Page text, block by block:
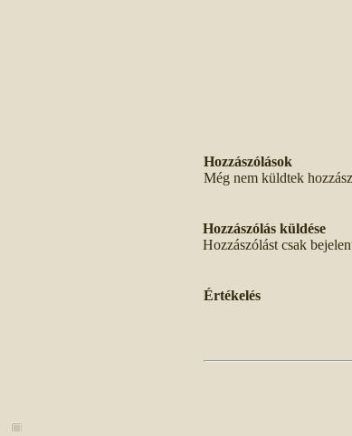
Hozzászólások
Még nem küldtek
Hozzászólás küldése
Hozzászólást csak
Értékelés